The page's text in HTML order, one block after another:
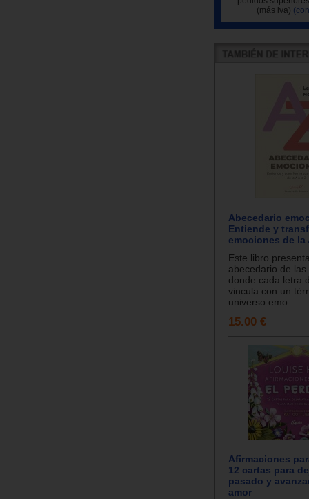
(más iva)
Abecedario
Entiende y
emociones de la
Este libro
abecedario de
donde cada letra
vincula con un
universo emo...
15.00 €
Afirmaciones
12 cartas para
pasado y
amor